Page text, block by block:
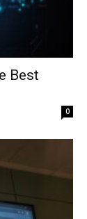
Best
0